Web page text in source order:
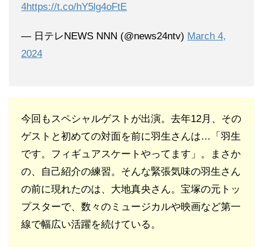
4https://t.co/hY5lg4oFtE
— 日テレNEWS NNN (@news24ntv) March 4,
2024
今回もスペシャルゲストが出演。去年12月、その
ゲストと初めての対面を前に羽生さんは…「羽生
です。フィギュアスケートやってます」。まさか
の、自己紹介の練習。そんな緊張気味の羽生さん
の前に現れたのは、大地真央さん。宝塚の元トッ
プスターで、数々のミュージカルや映画など第一
線で幅広い活躍を続けている。